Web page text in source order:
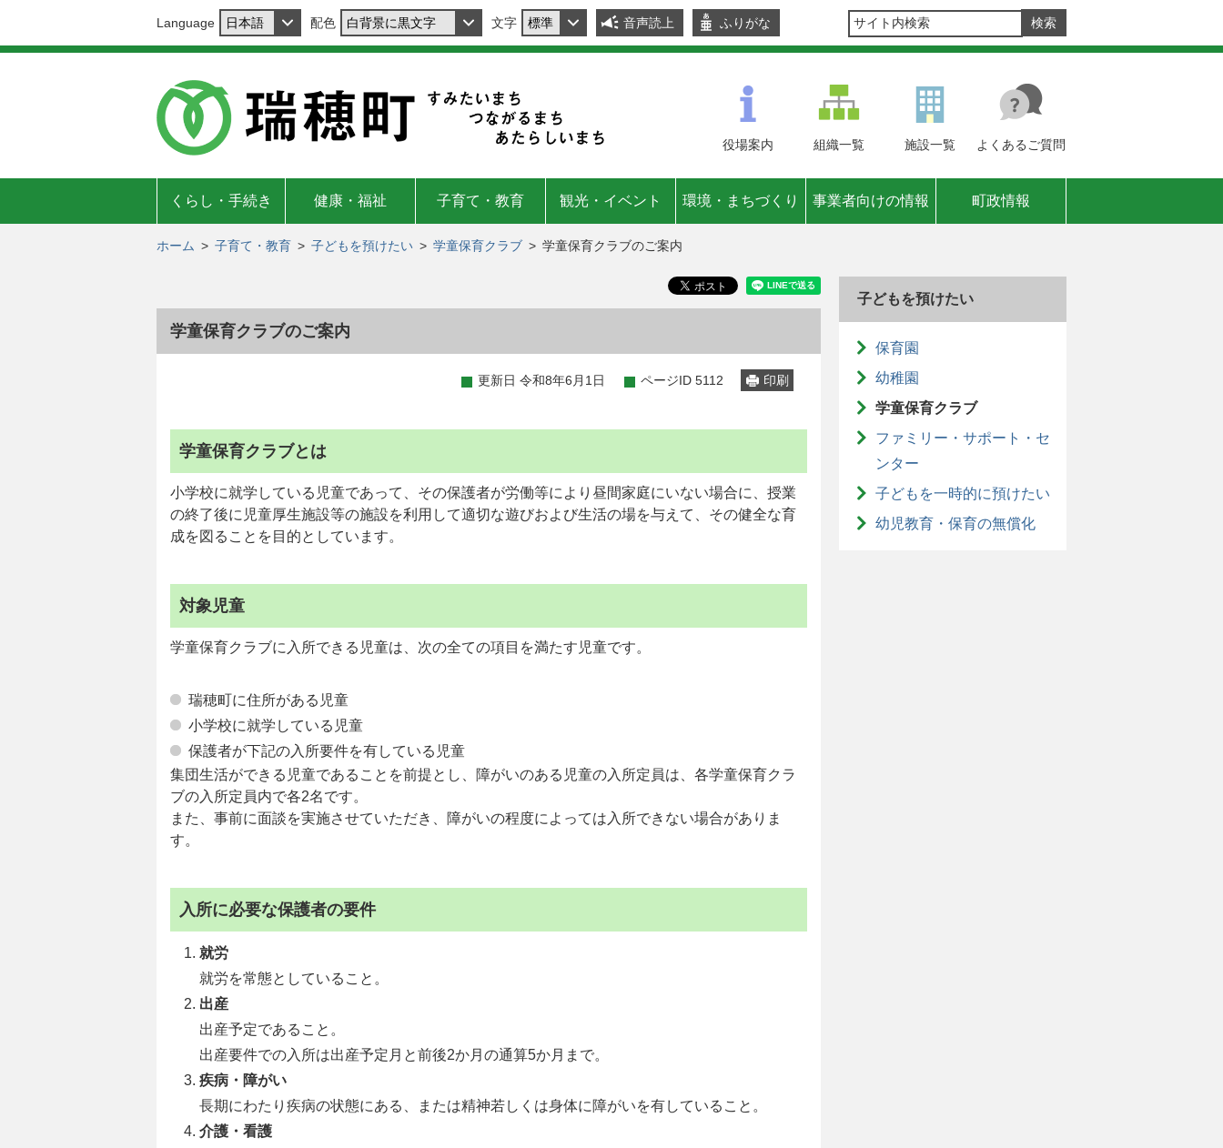
Language 配色 文字 音声読上 ふりがな
役場案内 組織一覧 施設一覧 よくある ご質問
くらし・手続き 健康・福祉 子育て・教育 観光・イベント 環境・まちづくり 事業者向けの情報 町政情報
ホーム > 子育て・教育 > 子どもを預けたい > 学童保育クラブ > 学童保育クラブのご案内
学童保育クラブのご案内
更新日 令和8年6月1日 ページID 5112 印刷
学童保育クラブとは
小学校に就学している児童であって、その保護者が労働等により昼間家庭にいない場合に、授業
の終了後に児童厚生施設等の施設を利用して適切な遊びおよび生活の場を与えて、その健全な育
成を図ることを目的としています。
対象児童
学童保育クラブに入所できる児童は、次の全ての項目を満たす児童です。
瑞穂町に住所がある児童
小学校に就学している児童
保護者が下記の入所要件を有している児童
集団生活ができる児童であることを前提とし、障がいのある児童の入所定員は、各学童保育クラ
ブの入所定員内で各2名です。
また、事前に面談を実施させていただき、障がいの程度によっては入所できない場合がありま
す。
入所に必要な保護者の要件
就労
就労を常態としていること。
出産
出産予定であること。
出産要件での入所は出産予定月と前後2か月の通算5か月まで。
疾病・障がい
長期にわたり疾病の状態にある、または精神若しくは身体に障がいを有していること。
介護・看護
子どもを預けたい
保育園
幼稚園
学童保育クラブ
ファミリー・サポート・セ
ンター
子どもを一時的に預けたい
幼児教育・保育の無償化